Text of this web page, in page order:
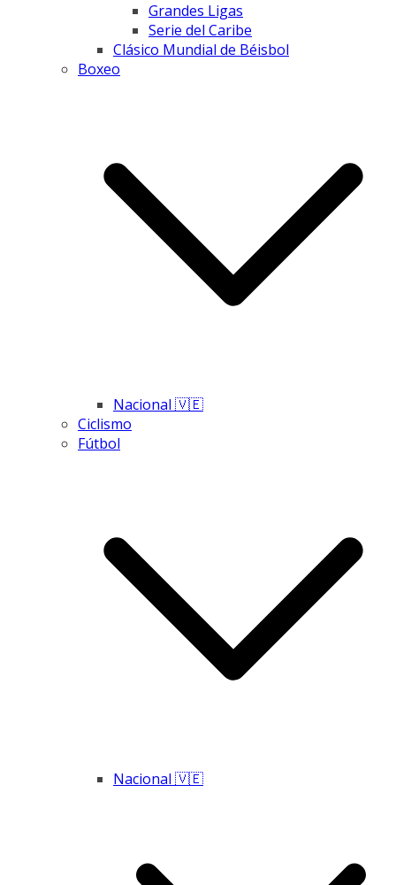
Grandes Ligas
Serie del Caribe
Clásico Mundial de Béisbol
Boxeo
Nacional 🇻🇪
Ciclismo
Fútbol
Nacional 🇻🇪